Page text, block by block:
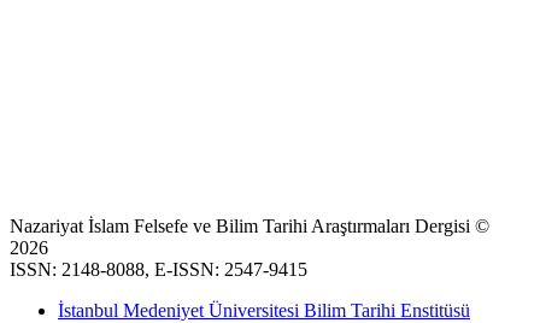
Nazariyat İslam Felsefe ve Bilim Tarihi Araştırmaları Dergisi ©
2026
ISSN: 2148-8088, E-ISSN: 2547-9415
İstanbul Medeniyet Üniversitesi Bilim Tarihi Enstitüsü